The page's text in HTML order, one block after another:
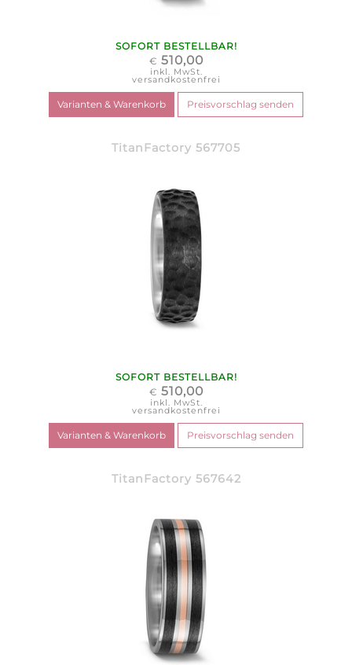
SOFORT BESTELLBAR!
€ 510,00
inkl. MwSt.
versandkostenfrei
TitanFactory 567705
SOFORT BESTELLBAR!
€ 510,00
inkl. MwSt.
versandkostenfrei
TitanFactory 567642